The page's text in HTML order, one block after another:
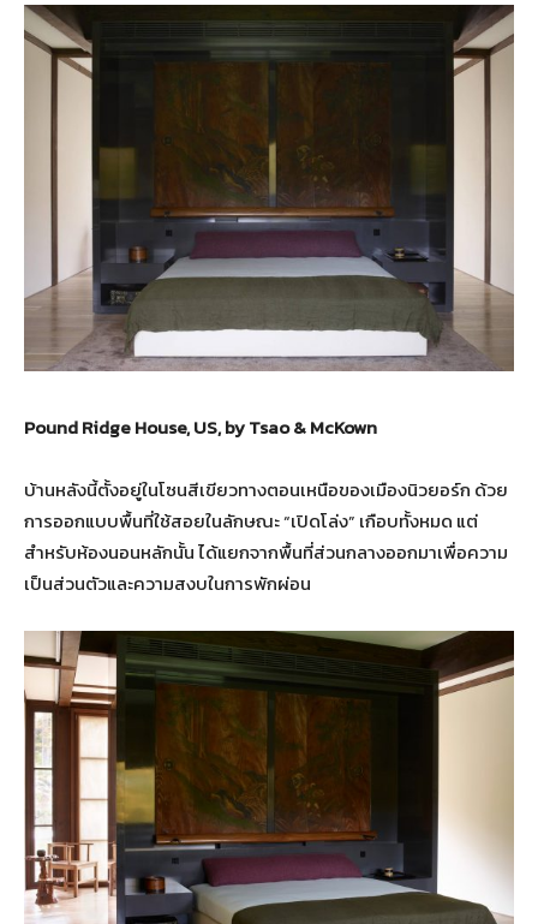
Pound Ridge House, US, by Tsao & McKown
บ้านหลังนี้ตั้งอยู่ในโซนสีเขียวทางตอนเหนือของเมืองนิวยอร์ก ด้วย
การออกแบบพื้นที่ใช้สอยในลักษณะ “เปิดโล่ง” เกือบทั้งหมด แต่
สำหรับห้องนอนหลักนั้น ได้แยกจากพื้นที่ส่วนกลางออกมาเพื่อความ
เป็นส่วนตัวและความสงบในการพักผ่อน